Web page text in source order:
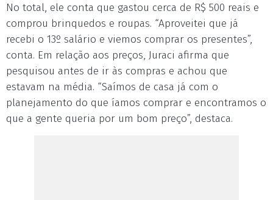
No total, ele conta que gastou cerca de R$ 500 reais e
comprou brinquedos e roupas. “Aproveitei que já
recebi o 13º salário e viemos comprar os presentes”,
conta. Em relação aos preços, Juraci afirma que
pesquisou antes de ir às compras e achou que
estavam na média. “Saímos de casa já com o
planejamento do que íamos comprar e encontramos o
que a gente queria por um bom preço”, destaca.